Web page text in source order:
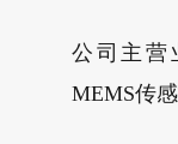
公司主营
MEMS传感